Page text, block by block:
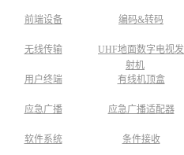
前端设备 编码&转码
无线传输
UHF地面数字电视发
射机
用户终端 有线机顶盒
应急广播 应急广播适配器
软件系统 条件接收